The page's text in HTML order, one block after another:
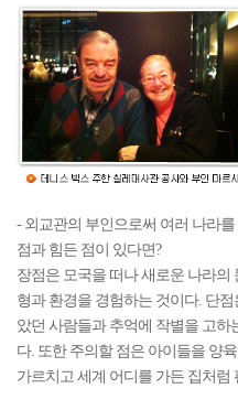
- 외교관의 부인으로써 여러 나라
점과 힘든 점이 있다면?
장점은 모국을 떠나 새로운 나라의
형과 환경을 경험하는 것이다. 단
았던 사람들과 추억에 작별을 고하
다. 또한 주의할 점은 아이들을 양
가르치고 세계 어디를 가든 집처